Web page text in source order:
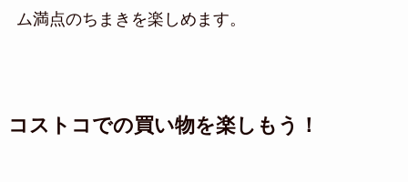
ム満点のちまきを楽しめます。
コストコでの買い物を楽しもう！